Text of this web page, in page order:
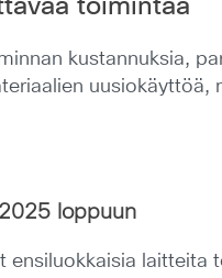
toimintaa
kustannuksia,
loppuun
ensiluokkaisia